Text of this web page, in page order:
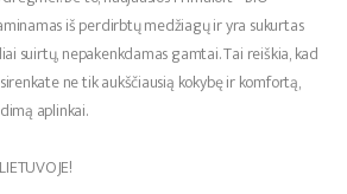
iš perdirbtų medžiagų ir yra sukurtas
suirtų, nepakenkdamas gamtai. Tai reiškia, kad
ne tik aukščiausią kokybę ir komfortą,
aplinkai.